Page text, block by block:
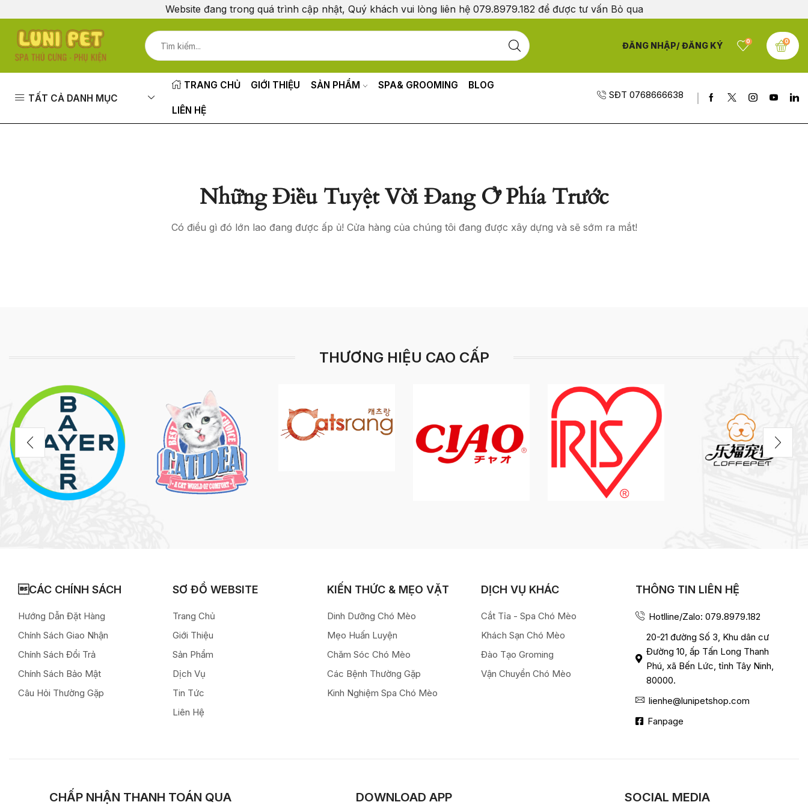
Website đang trong quá trình cập nhật, Quý khách vui lòng liên hệ 079.8979.182 để được tư vấn Bỏ qua
ĐĂNG NHẬP/ ĐĂNG KÝ 0 0
TẤT CẢ DANH MỤC
TRANG CHỦ GIỚI THIỆU SẢN PHẨM SPA& GROOMING BLOG
LIÊN HỆ
SĐT 0768666638
Những Điều Tuyệt Vời Đang Ở Phía Trước
Có điều gì đó lớn lao đang được ấp ủ! Cửa hàng của chúng tôi đang được xây dựng và sẽ sớm ra mắt!
THƯƠNG HIỆU CAO CẤP
CÁC CHÍNH SÁCH
Hướng Dẫn Đặt Hàng
Chính Sách Giao Nhận
Chính Sách Đổi Trả
Chính Sách Bảo Mật
Câu Hỏi Thường Gặp
SƠ ĐỒ WEBSITE
Trang Chủ
Giới Thiệu
Sản Phẩm
Dịch Vụ
Tin Tức
Liên Hệ
KIẾN THỨC & MẸO VẶT
Dinh Dưỡng Chó Mèo
Mẹo Huấn Luyện
Chăm Sóc Chó Mèo
Các Bệnh Thường Gặp
Kinh Nghiệm Spa Chó Mèo
DỊCH VỤ KHÁC
Cắt Tỉa - Spa Chó Mèo
Khách Sạn Chó Mèo
Đào Tạo Groming
Vận Chuyển Chó Mèo
THÔNG TIN LIÊN HỆ
Hotlline/Zalo: 079.8979.182
20-21 đường Số 3, Khu dân cư
Đường 10, ấp Tấn Long Thanh
Phú, xã Bến Lức, tỉnh Tây Ninh,
80000.
lienhe@lunipetshop.com
Fanpage
CHẤP NHẬN THANH TOÁN QUA DOWNLOAD APP SOCIAL MEDIA